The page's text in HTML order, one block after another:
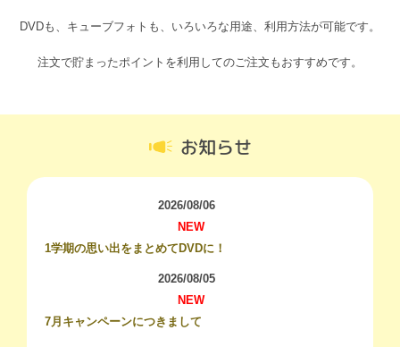
DVDも、キューブフォトも、いろいろな用途、利用方法が可能です。
注文で貯まったポイントを利用してのご注文もおすすめです。
お知らせ
2026/08/06
NEW
1学期の思い出をまとめてDVDに！
2026/08/05
NEW
7月キャンペーンにつきまして